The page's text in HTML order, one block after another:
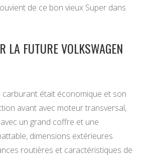
de ce bon vieux Super dans
LA FUTURE VOLKSWAGEN
était économique et son
avant avec moteur transversal,
un grand coffre et une
dimensions extérieures
routières et caractéristiques de